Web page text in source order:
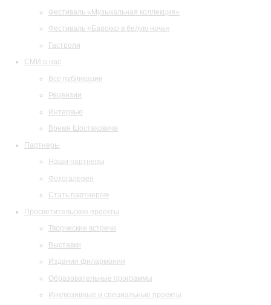
Фестиваль «Музыкальная коллекция»
Фестиваль «Барокко в белую ночь»
Гастроли
СМИ о нас
Все публикации
Рецензии
Интервью
Время Шостаковича
Партнеры
Наши партнеры
Фотогалерея
Стать партнером
Просветительские проекты
Творческие встречи
Выставки
Издания филармонии
Образовательные программы
Инклюзивные и специальные проекты